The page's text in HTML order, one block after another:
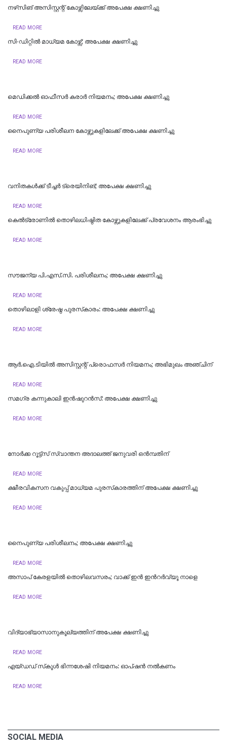
​നഴ്‌സിങ് അസിസ്റ്റന്റ് കോഴ്സിലേയ്ക്ക് അപേക്ഷ ക്ഷണിച്ചു
READ MORE
സി-ഡിറ്റിൽ മാധ്യമ കോഴ്സ്; അപേക്ഷ ക്ഷണിച്ചു
READ MORE
മെഡിക്കല്‍ ഓഫീസര്‍ കരാര്‍ നിയമനം; അപേക്ഷ ക്ഷണിച്ചു
READ MORE
നൈപുണ്യ പരിശീലന കോഴ്സുകളിലേക്ക് അപേക്ഷ ക്ഷണിച്ചു
READ MORE
വനിതകൾക്ക് ടീച്ചർ ട്രെയിനിങ്; അപേക്ഷ ക്ഷണിച്ചു
READ MORE
കെൽട്രോണിൽ തൊഴിലധിഷ്ഠിത കോഴ്സുകളിലേക്ക് പ്രവേശനം ആരംഭിച്ചു
READ MORE
സൗജന്യ പി.എസ്.സി. പരിശീലനം; അപേക്ഷ ക്ഷണിച്ചു
READ MORE
തൊഴിലാളി ശ്രേഷ്ഠ പുരസ്‌കാരം: അപേക്ഷ ക്ഷണിച്ചു
READ MORE
ആർ.ഐ.ടിയിൽ അസിസ്റ്റന്റ് പ്രൊഫസർ നിയമനം; അഭിമുഖം അഞ്ചിന്
READ MORE
സമഗ്ര കന്നുകാലി ഇന്‍ഷുറന്‍സ്: അപേക്ഷ ക്ഷണിച്ചു
READ MORE
നോര്‍ക്ക റൂട്ട്സ് സ്വാന്തന അദാലത്ത് ജനുവരി ഒന്‍മ്പതിന്
READ MORE
ക്ഷീരവികസന വകുപ്പ് മാധ്യമ പുരസ്‌കാരത്തിന് അപേക്ഷ ക്ഷണിച്ചു
READ MORE
നൈപുണ്യ പരിശീലനം; അപേക്ഷ ക്ഷണിച്ചു
READ MORE
അസാപ് കേരളയിൽ തൊഴിലവസരം; വാക്ക് ഇൻ ഇന്‍റർവ്യൂ നാളെ
READ MORE
വിദ്യാഭ്യാസാനുകൂല്യത്തിന് അപേക്ഷ ക്ഷണിച്ചു
READ MORE
എയ്ഡഡ് സ്‌കൂൾ ഭിന്നശേഷി നിയമനം: ഓപ്ഷൻ നൽകണം
READ MORE
SOCIAL MEDIA